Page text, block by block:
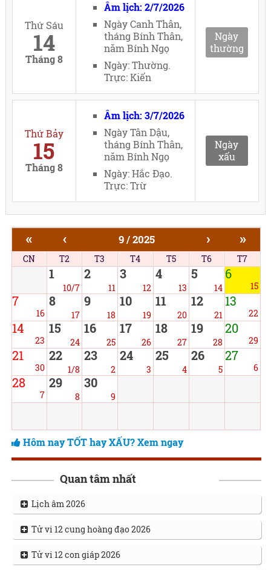
Thứ Sáu
14
Tháng 8
Âm lịch: 2/7/2026
Ngày Canh Thân,
tháng Bính Thân,
năm Bính Ngọ
Ngày: Thường.
Trực: Kiến
Ngày
thường
Thứ Bảy
15
Tháng 8
Âm lịch: 3/7/2026
Ngày Tân Dậu,
tháng Bính Thân,
năm Bính Ngọ
Ngày: Hắc Đạo.
Trực: Trừ
Ngày
xấu
« ‹ 9 / 2025 › »
CN T2 T3 T4 T5 T6 T7
1
10/7
2
11
3
12
4
13
5
14
6
15
7
16
8
17
9
18
10
19
11
20
12
21
13
22
14
23
15
24
16
25
17
26
18
27
19
28
20
29
21
30
22
1/8
23
2
24
3
25
4
26
5
27
6
28
7
29
8
30
9
Hôm nay TỐT hay XẤU? Xem ngay
Quan tâm nhất
Lịch âm 2026
Tử vi 12 cung hoàng đạo 2026
Tử vi 12 con giáp 2026